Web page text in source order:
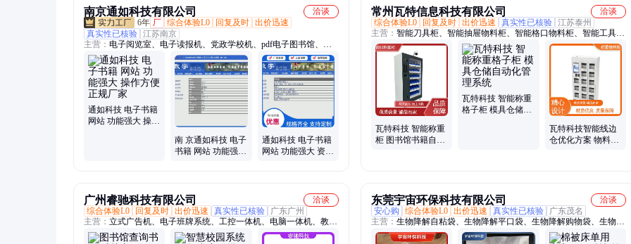
南京通如科技有限公司
洽谈
6年 厂 综合体验L0 回复及时 出价迅速
真实性已核验 江苏南京
主营： 电子阅览室、电子读报机、党政学校机、pdf电子图书馆、学
习外语工具、教学资源库系统、学校教学一体机、数字图书馆系统、
数字图书借阅机
通如科技 电子书籍
网站 功能强大 操作
南 京通如科技 电子
书籍 网站 功能强大
通如科技 电子书籍
网站 功能强大 资源
常州瓦特信息科技有限公司
洽谈
综合体验L0
回复及时 出价迅速 真实性已核验 江苏泰州
主营： 智能刀具柜、智能抽屉物料柜、智能格口物料柜、智能工具
柜、智能称重柜、智能弹舱柜、智能线边仓柜、刀具柜、智能物料
柜、RFID工具柜
瓦特科技 智能称重
柜 图书馆书籍自动
瓦特科技 智能称重
格子柜 模具仓储自
瓦特科技智能线边
仓优化方案 物料定
广州睿驰科技有限公司
洽谈
综合体验L0
回复及时 出价迅速 真实性已核验
广东广州
主营： 立式广告机、电子班牌系统、工控一体机、电脑一体机、教学
一体机、mini工控、会议一体机、自助查询终端机、排队叫号机、壁
东莞宇宙环保科技有限公司
洽谈
安心购
综合体验L0 出价迅速 真实性已核验
广东茂名
主营： 生物降解自粘袋、生物降解平口袋、生物降解购物袋、生物降
解贴骨袋、生物降解印刷袋、生物降解自封袋、生物降解手挽袋、